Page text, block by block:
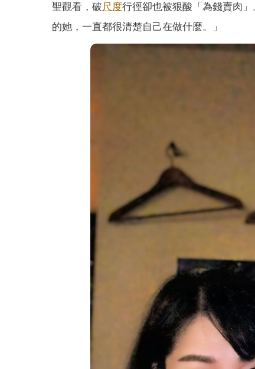
聖觀看，破尺度行徑卻也被狠酸「為錢賣肉」
的她，一直都很清楚自己在做什麼。」